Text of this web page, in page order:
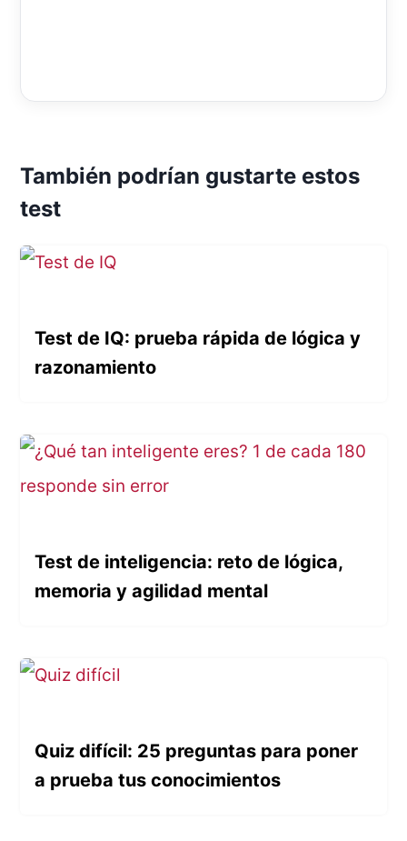
También podrían gustarte estos
test
Test de IQ: prueba rápida de lógica y
razonamiento
Test de inteligencia: reto de lógica,
memoria y agilidad mental
Quiz difícil: 25 preguntas para poner
a prueba tus conocimientos